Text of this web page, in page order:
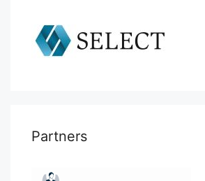
Partners